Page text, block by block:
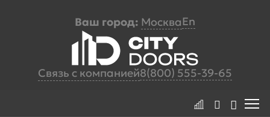
Ваш город: МоскваEn
Связь с компанией8(800) 555-39-65